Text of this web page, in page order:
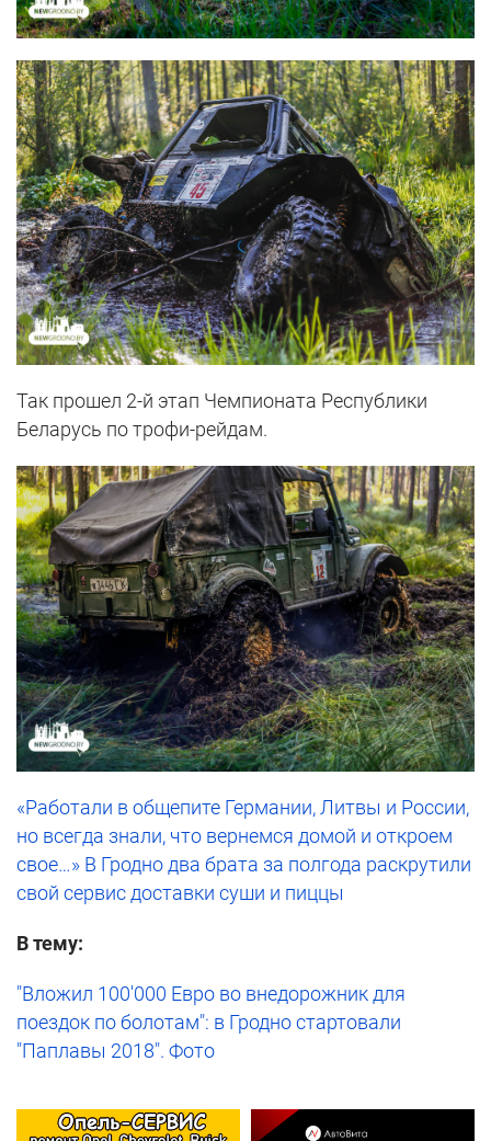
Так прошел 2-й этап Чемпионата Республики
Беларусь по трофи-рейдам.
«Работали в общепите Германии, Литвы и России,
но всегда знали, что вернемся домой и откроем
свое…» В Гродно два брата за полгода раскрутили
свой сервис доставки суши и пиццы
В тему:
"Вложил 100'000 Евро во внедорожник для
поездок по болотам": в Гродно стартовали
"Паплавы 2018". Фото